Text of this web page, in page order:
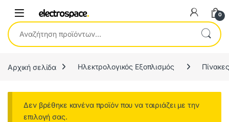
0
Αναζήτηση για:
Αρχική σελίδα Ηλεκτρολογικός Εξοπλισμός
Δεν βρέθηκε κανένα προϊόν που να ταιριάζει με την
επιλογή σας.